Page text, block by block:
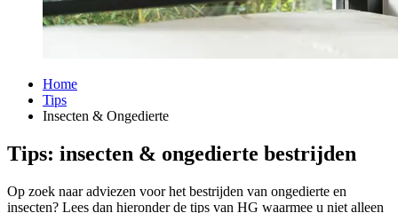
Home
Tips
Insecten & Ongedierte
Tips: insecten & ongedierte bestrijden
Op zoek naar adviezen voor het bestrijden van ongedierte en
insecten? Lees dan hieronder de tips van HG waarmee u niet alleen